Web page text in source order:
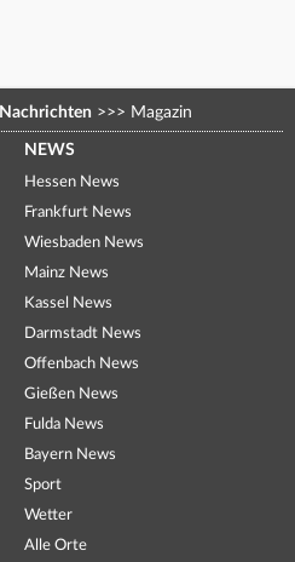
Nachrichten >>> Magazin
NEWS
Hessen News
Frankfurt News
Wiesbaden News
Mainz News
Kassel News
Darmstadt News
Offenbach News
Gießen News
Fulda News
Bayern News
Sport
Wetter
Alle Orte